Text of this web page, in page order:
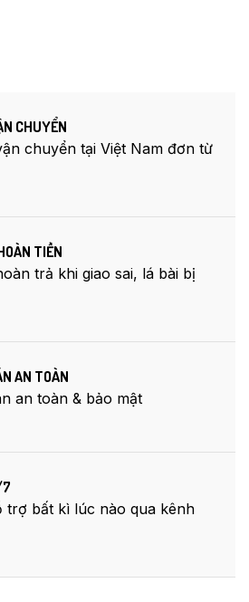
CHUYỂN
chuyển tại Việt Nam đơn từ
TIỀN
trả khi giao sai, lá bài bị
AN TOÀN
an toàn & bảo mật
trợ bất kì lúc nào qua kênh